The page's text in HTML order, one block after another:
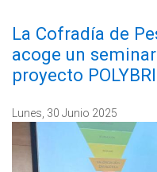
La Cofradía de
acoge un
proyecto
Lunes, 30 Junio 2025